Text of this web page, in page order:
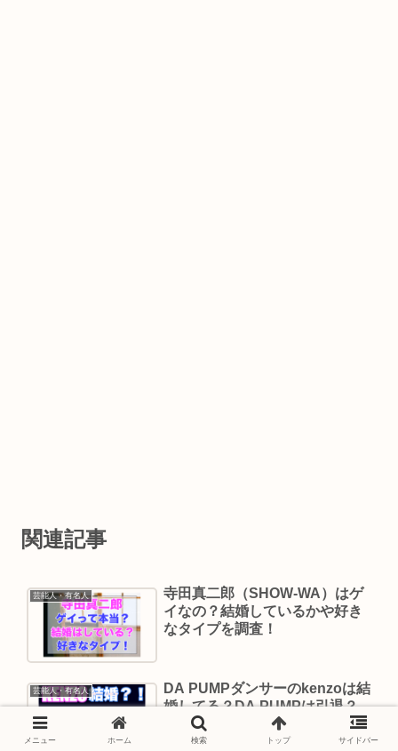
関連記事
芸能人・有名人
寺田真二郎（SHOW-WA）はゲ
イなの？結婚しているかや好き
なタイプを調査！
芸能人・有名人
DA PUMPダンサーのkenzoは結
婚してる？DA PUMPは引退？
【テレ東音楽祭】
メニュー ホーム 検索 トップ サイドバー